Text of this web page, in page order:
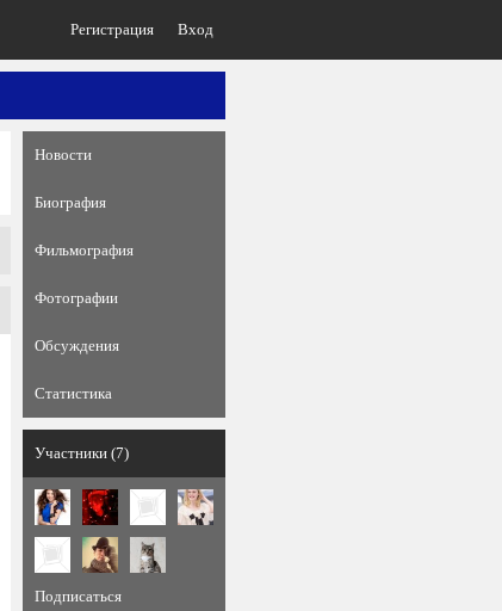
Регистрация Вход
Новости
Биография
Фильмография
Фотографии
Обсуждения
Статистика
Участники (7)
Подписаться